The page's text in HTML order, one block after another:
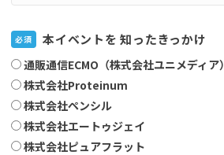
必須 本イベントを 知ったきっかけ
通販通信ECMO（株式会社ユニメディア）
株式会社Proteinum
株式会社ペンシル
株式会社エートゥジェイ
株式会社ピュアフラット